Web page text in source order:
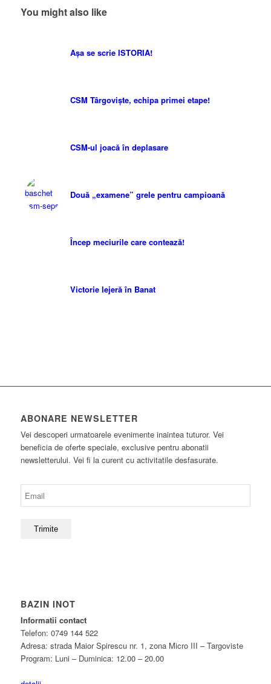
You might also like
Așa se scrie ISTORIA!
CSM Târgoviște, echipa primei etape!
CSM-ul joacă în deplasare
Două „examene” grele pentru campioană
Încep meciurile care contează!
Victorie lejeră în Banat
ABONARE NEWSLETTER
Vei descoperi urmatoarele evenimente inaintea tuturor. Vei
beneficia de oferte speciale, exclusive pentru abonatii
newsletterului. Vei fi la curent cu activitatile desfasurate.
BAZIN INOT
Informatii contact
Telefon: 0749 144 522
Adresa: strada Maior Spirescu nr. 1, zona Micro III – Targoviste
Program: Luni – Duminica: 12.00 – 20.00